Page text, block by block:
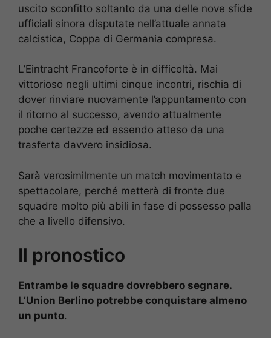
uscito sconfitto soltanto da una delle nove sfide
ufficiali sinora disputate nell’attuale annata
calcistica, Coppa di Germania compresa.
L’Eintracht Francoforte è in difficoltà. Mai
vittorioso negli ultimi cinque incontri, rischia di
dover rinviare nuovamente l’appuntamento con
il ritorno al successo, avendo attualmente
poche certezze ed essendo atteso da una
trasferta davvero insidiosa.
Sarà verosimilmente un match movimentato e
spettacolare, perché metterà di fronte due
squadre molto più abili in fase di possesso palla
che a livello difensivo.
Il pronostico
Entrambe le squadre dovrebbero segnare.
L’Union Berlino potrebbe conquistare almeno
un punto.